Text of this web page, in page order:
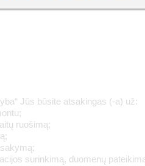
Jūs būsite atsakingas (-a) už:
ruošimą;
surinkimą, duomenų